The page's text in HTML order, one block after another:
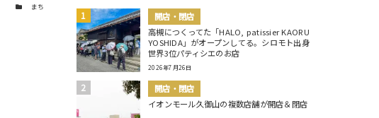
カテゴリー
まち
開店・閉店
高槻につくってた「HALO, patissier KAORU
YOSHIDA」がオープンしてる。シロモト出身
世界3位パティシエのお店
2026年7月26日
開店・閉店
イオンモール久御山の複数店舗が開店＆閉店